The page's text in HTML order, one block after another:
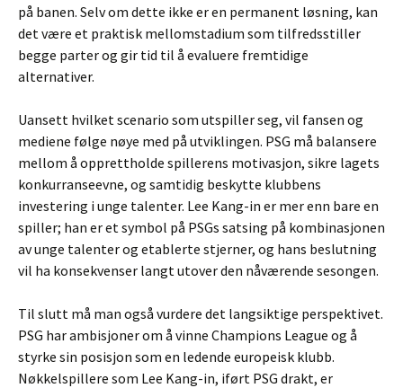
på banen. Selv om dette ikke er en permanent løsning, kan
det være et praktisk mellomstadium som tilfredsstiller
begge parter og gir tid til å evaluere fremtidige
alternativer.
Uansett hvilket scenario som utspiller seg, vil fansen og
mediene følge nøye med på utviklingen. PSG må balansere
mellom å opprettholde spillerens motivasjon, sikre lagets
konkurranseevne, og samtidig beskytte klubbens
investering i unge talenter. Lee Kang-in er mer enn bare en
spiller; han er et symbol på PSGs satsing på kombinasjonen
av unge talenter og etablerte stjerner, og hans beslutning
vil ha konsekvenser langt utover den nåværende sesongen.
Til slutt må man også vurdere det langsiktige perspektivet.
PSG har ambisjoner om å vinne Champions League og å
styrke sin posisjon som en ledende europeisk klubb.
Nøkkelspillere som Lee Kang-in, iført PSG drakt, er